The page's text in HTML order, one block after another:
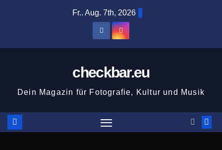
Fr.. Aug. 7th, 2026
checkbar.eu
Dein Magazin für Fotografie, Kultur und Musik